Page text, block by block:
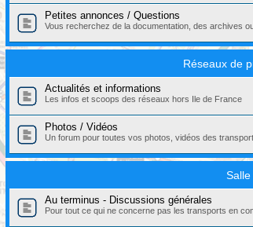
Petites annonces / Questions
Vous recherchez de la documentation, des archives
Réseaux de
Actualités et informations
Les infos et scoops des réseaux hors Ile de France
Photos / Vidéos
Un forum pour toutes vos photos, vidéos des
Au terminus - Discussions générales
Pour tout ce qui ne concerne pas les transports en